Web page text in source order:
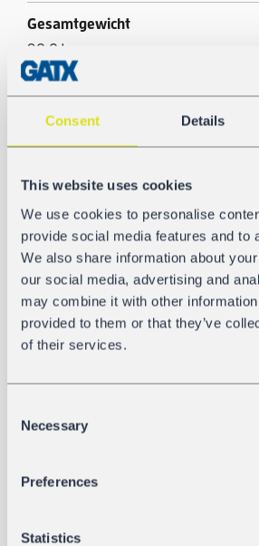
Consent Details
This website uses cookies
We use cookies to personalise
provide social media features and to
We also share information about
our social media, advertising and
may combine it with other information
provided to them or that they’ve
of their services.
Selection
Necessary
Preferences
Statistics
Gesamtgewicht
90,0 t
Länge über Puffer
14.960 mm
11.720 mm
Tank Code
L4BH
Heizung/Isolierung
Nein